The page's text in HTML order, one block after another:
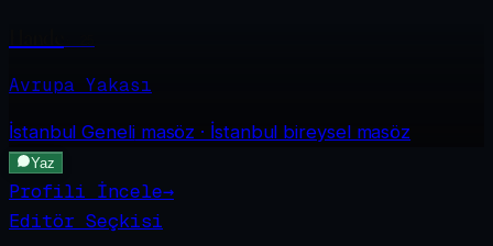
Avrupa Yakası
İstanbul Genelimasöz · İstanbul bireysel masöz
Yaz
Profili İncele→
Editör Seçkisi